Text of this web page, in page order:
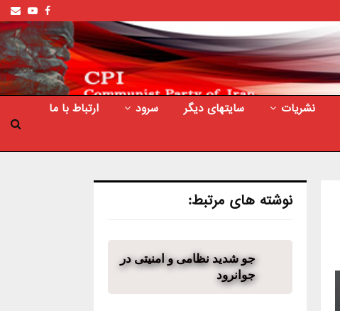
Facebook
نشریات سایتهای دیگر سرود
ارتباط با ما
نوشته های مرتبط:
جو شدید نظامی و امنیتی در
جوانرود